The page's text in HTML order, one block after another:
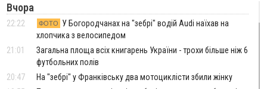
Вчора
22:22 ФОТО
У Богородчанах на "зебрі" водій Audi наїхав на
хлопчика з велосипедом
21:01
Загальна площа всіх книгарень України - трохи більше ніж 6
футбольних полів
20:47
На "зебрі" у Франківську два мотоциклісти збили жінку